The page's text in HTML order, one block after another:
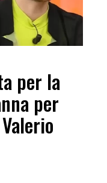
per la
per